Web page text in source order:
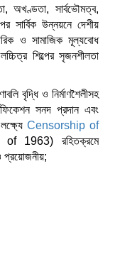
অখণ্ডতা, সার্বভৌমত্ব,
সার্বিক উন্নয়নে দেশীয়
ও সামাজিক মূল্যবোধ
শিল্পের সৃজনশীলতা
বৃদ্ধি ও নির্মাণশৈলীসহ
সনদ প্রদান এবং
Censorship of
1963) রহিতক্রমে
প্রয়োজনীয়;